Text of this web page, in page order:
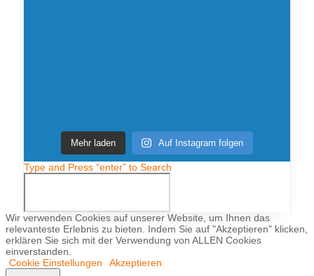
Mehr laden Auf Instagram folgen
Type and Press “enter” to Search
Wir verwenden Cookies auf unserer Website, um Ihnen das
relevanteste Erlebnis zu bieten. Indem Sie auf "Akzeptieren" klicken,
erklären Sie sich mit der Verwendung von ALLEN Cookies
einverstanden.
Cookie Einstellungen
Akzeptieren